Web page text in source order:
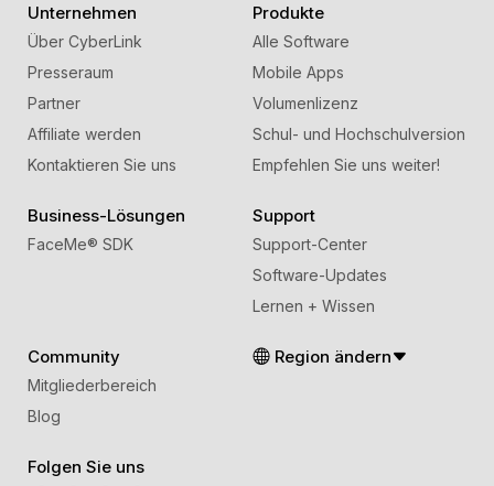
Unternehmen
Über CyberLink
Presseraum
Partner
Affiliate werden
Kontaktieren Sie uns
Produkte
Alle Software
Mobile Apps
Volumenlizenz
Schul- und Hochschulversion
Empfehlen Sie uns weiter!
Business-Lösungen
FaceMe® SDK
Support
Support-Center
Software-Updates
Lernen + Wissen
Community
Mitgliederbereich
Blog
Folgen Sie uns
Region ändern